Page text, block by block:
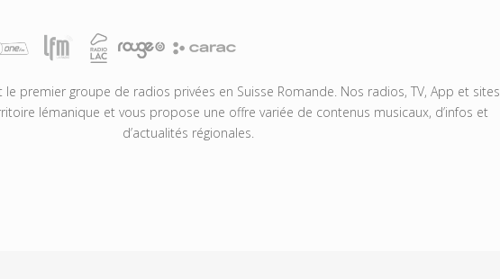
premier groupe de radios privées en Suisse Romande. Nos radios, TV, App et sites
lémanique et vous propose une offre variée de contenus musicaux, d’infos et
d’actualités régionales.